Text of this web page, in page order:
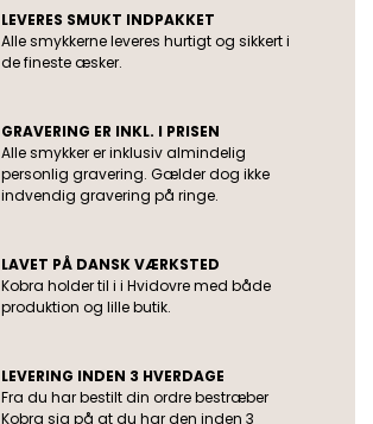
LEVERES SMUKT INDPAKKET
Alle smykkerne leveres hurtigt og sikkert i
de fineste æsker.
GRAVERING ER INKL. I PRISEN
Alle smykker er inklusiv almindelig
personlig gravering. Gælder dog ikke
indvendig gravering på ringe.
LAVET PÅ DANSK VÆRKSTED
Kobra holder til i i Hvidovre med både
produktion og lille butik.
LEVERING INDEN 3 HVERDAGE
Fra du har bestilt din ordre bestræber
Kobra sig på at du har den inden 3